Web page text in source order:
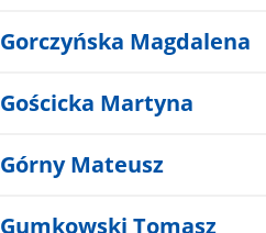
Gorczyńska Magdalena
Gościcka Martyna
Górny Mateusz
Gumkowski Tomasz